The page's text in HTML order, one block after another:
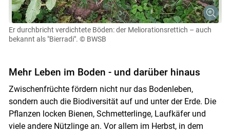
Er durchbricht verdichtete Böden: der Meliorationsrettich – auch
bekannt als "Bierradi". © BWSB
Mehr Leben im Boden - und darüber hinaus
Zwischenfrüchte fördern nicht nur das Bodenleben,
sondern auch die Biodiversität auf und unter der Erde. Die
Pflanzen locken Bienen, Schmetterlinge, Laufkäfer und
viele andere Nützlinge an. Vor allem im Herbst, in dem